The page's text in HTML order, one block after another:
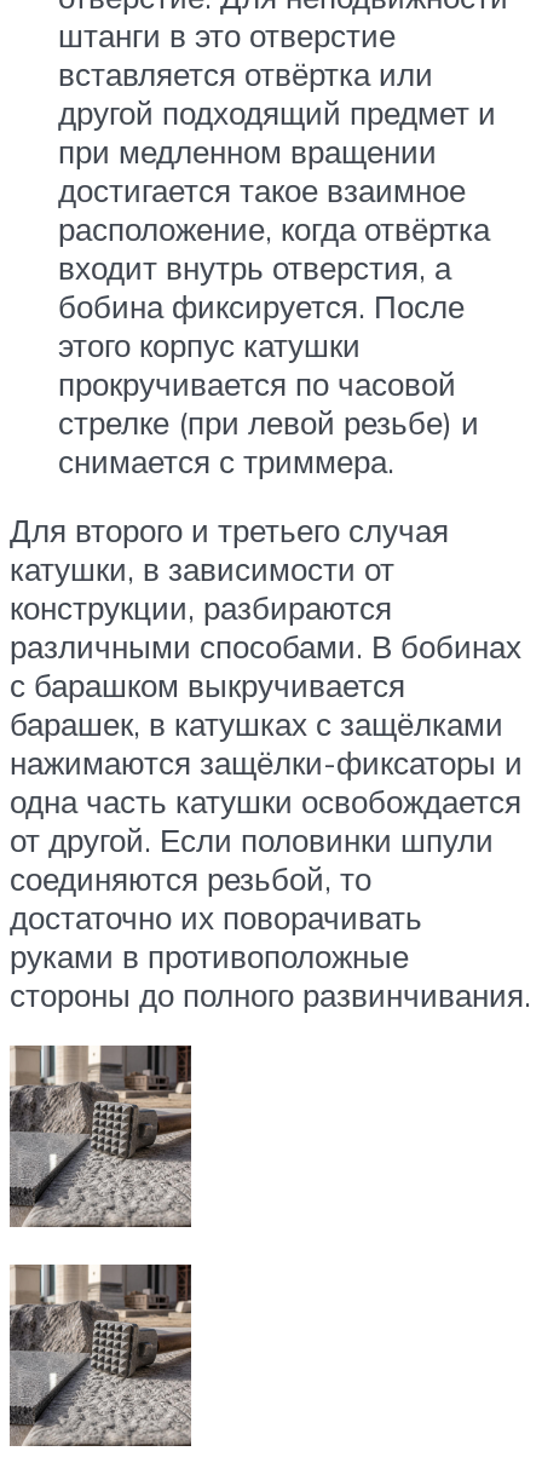
штанги в это отверстие
вставляется отвёртка или
другой подходящий предмет и
при медленном вращении
достигается такое взаимное
расположение, когда отвёртка
входит внутрь отверстия, а
бобина фиксируется. После
этого корпус катушки
прокручивается по часовой
стрелке (при левой резьбе) и
снимается с триммера.
Для второго и третьего случая
катушки, в зависимости от
конструкции, разбираются
различными способами. В бобинах
с барашком выкручивается
барашек, в катушках с защёлками
нажимаются защёлки-фиксаторы и
одна часть катушки освобождается
от другой. Если половинки шпули
соединяются резьбой, то
достаточно их поворачивать
руками в противоположные
стороны до полного развинчивания.